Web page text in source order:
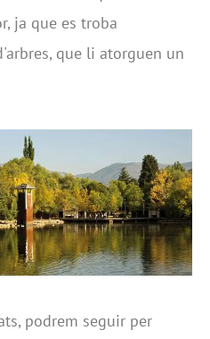
ja que es troba
que li atorguen un
podrem seguir per